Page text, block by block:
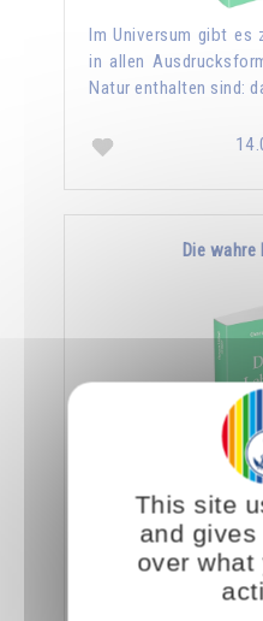
Im Universum gibt es
in allen
Natur enthalten sind:
Die
Omraam Mikhaël
ganze Lehre Christi
Vaterunser enthalten.
This site
and
over what